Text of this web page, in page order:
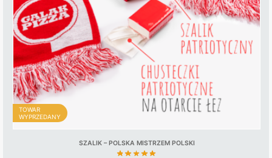
TOWAR
WYPRZEDANY
SZALIK – POLSKA MISTRZEM POLSKI